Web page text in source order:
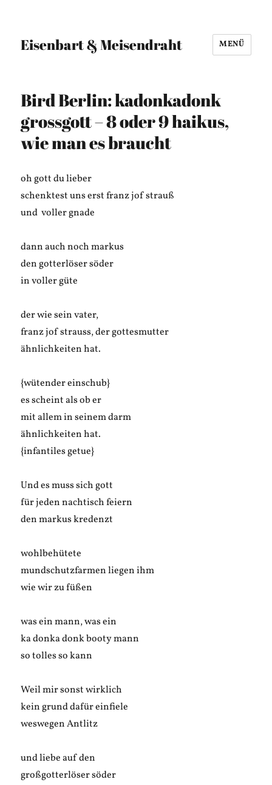
Eisenbart & Meisendraht MENÜ
Bird Berlin: kadonkadonk
grossgott – 8 oder 9 haikus,
wie man es braucht
oh gott du lieber
schenktest uns erst franz jof strauß
und voller gnade
dann auch noch markus
den gotterlöser söder
in voller güte
der wie sein vater,
franz jof strauss, der gottesmutter
ähnlichkeiten hat.
{wütender einschub}
es scheint als ob er
mit allem in seinem darm
ähnlichkeiten hat.
{infantiles getue}
Und es muss sich gott
für jeden nachtisch feiern
den markus kredenzt
wohlbehütete
mundschutzfarmen liegen ihm
wie wir zu füßen
was ein mann, was ein
ka donka donk booty mann
so tolles so kann
Weil mir sonst wirklich
kein grund dafür einfiele
weswegen Antlitz
und liebe auf den
großgotterlöser söder